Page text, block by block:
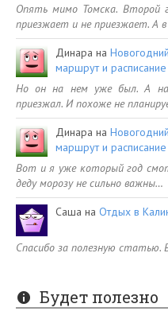
Опять мимо Томска. Второй
приезжает и не приезжает. А
Динара на
маршрут и расписание
Но он на нем уже был. А на
приезжал. И похоже не
Динара на
маршрут и расписание
Вот и я уже который год
деду морозу не сильно важны…
Саша на Отдых в
Спасибо за полезную статью.
Будет полезно